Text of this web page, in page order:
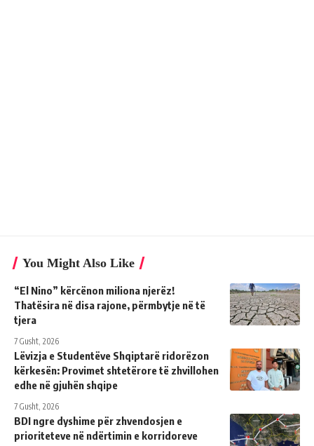
You Might Also Like
“El Nino” kërcënon miliona njerëz!
Thatësira në disa rajone, përmbytje në të
tjera
7 Gusht, 2026
Lëvizja e Studentëve Shqiptarë ridorëzon
kërkesën: Provimet shtetërore të zhvillohen
edhe në gjuhën shqipe
7 Gusht, 2026
BDI ngre dyshime për zhvendosjen e
prioriteteve në ndërtimin e korridoreve